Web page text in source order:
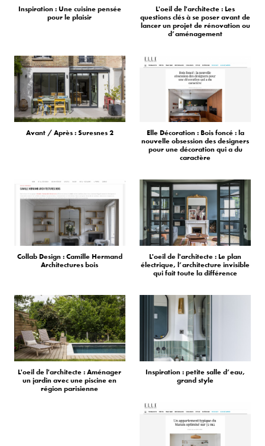
Inspiration : Une cuisine pensée
pour le plaisir
L'oeil de l'architecte : Les
questions clés à se poser avant de
lancer un projet de rénovation ou
d’aménagement
Avant / Après : Suresnes 2
Elle Décoration : Bois foncé : la
nouvelle obsession des designers
pour une décoration qui a du
caractère
Collab Design : Camille Hermand
Architectures bois
L'oeil de l'architecte : Le plan
électrique, l’architecture invisible
qui fait toute la différence
L'oeil de l'architecte : Aménager
un jardin avec une piscine en
région parisienne
Inspiration : petite salle d’eau,
grand style